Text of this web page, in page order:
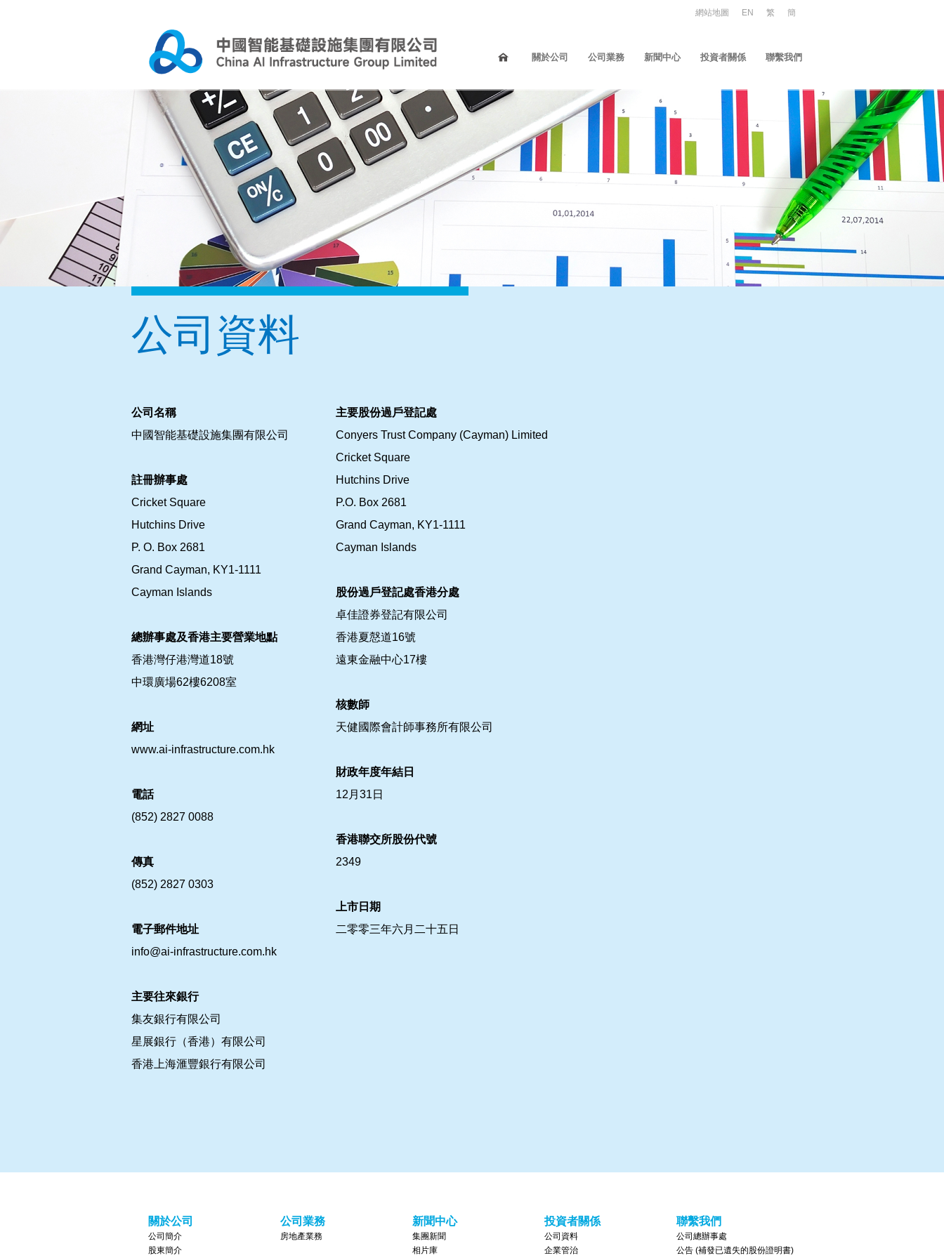
網站地圖 EN 繁 簡
關於公司 公司業務 新聞中心 投資者關係 聯繫我們
公司資料
公司名稱
中國智能基礎設施集團有限公司
註冊辦事處
Cricket Square
Hutchins Drive
P. O. Box 2681
Grand Cayman, KY1-1111
Cayman Islands
總辦事處及香港主要營業地點
香港灣仔港灣道18號
中環廣場62樓6208室
網址
www.ai-infrastructure.com.hk
電話
(852) 2827 0088
傳真
(852) 2827 0303
電子郵件地址
info@ai-infrastructure.com.hk
主要往來銀行
集友銀行有限公司
星展銀行（香港）有限公司
香港上海滙豐銀行有限公司
主要股份過戶登記處
Conyers Trust Company (Cayman) Limited
Cricket Square
Hutchins Drive
P.O. Box 2681
Grand Cayman, KY1-1111
Cayman Islands
股份過戶登記處香港分處
卓佳證券登記有限公司
香港夏慤道16號
遠東金融中心17樓
核數師
天健國際會計師事務所有限公司
財政年度年結日
12月31日
香港聯交所股份代號
2349
上市日期
二零零三年六月二十五日
關於公司
公司簡介
股東簡介
公司業務
房地產業務
新聞中心
集團新聞
相片庫
投資者關係
公司資料
企業管治
聯繫我們
公司總辦事處
公告 (補發已遺失的股份證明書)